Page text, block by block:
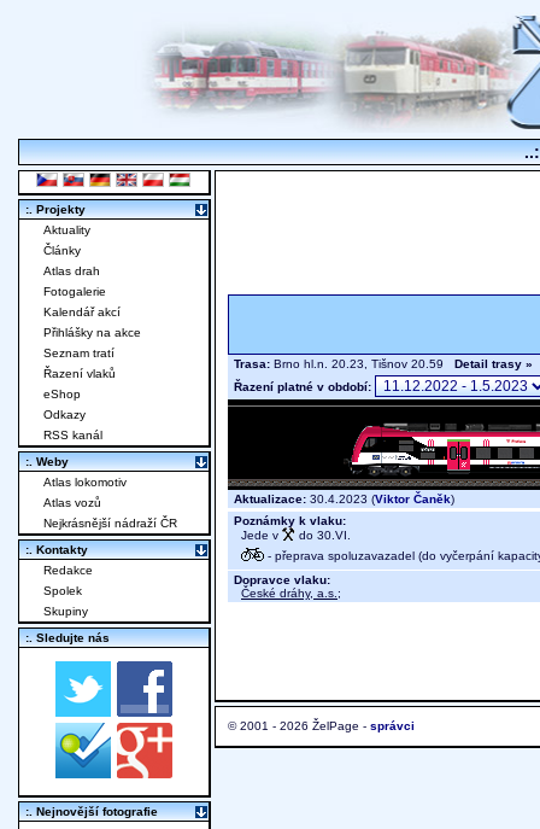
Trasa: Brno hl.n. 20.23, Tišnov 20.59 Detail trasy »
Řazení platné v období:
Aktualizace: 30.4.2023 (Viktor Čaněk)
Poznámky k vlaku:
Jede v
do 30.VI.
- přeprava spoluzavazadel (do vyčerpání
Dopravce vlaku:
České dráhy, a.s. ;
© 2001 - 2026 ŽelPage - správci
:. Projekty
Aktuality
Články
Atlas drah
Fotogalerie
Kalendář akcí
Přihlášky na akce
Seznam tratí
Řazení vlaků
eShop
Odkazy
RSS kanál
:. Weby
Atlas lokomotiv
Atlas vozů
Nejkrásnější nádraží ČR
:. Kontakty
Redakce
Spolek
Skupiny
:. Sledujte nás
:. Nejnovější fotografie